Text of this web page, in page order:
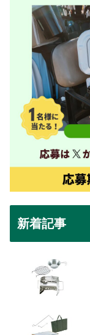
新着記事